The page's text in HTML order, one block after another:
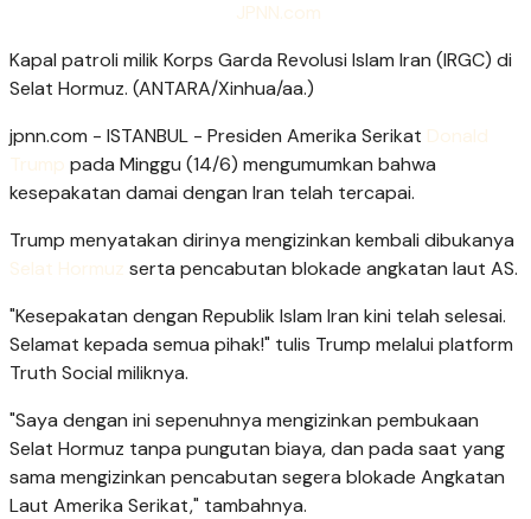
Kapal patroli milik Korps Garda Revolusi Islam Iran (IRGC) di
Selat Hormuz. (ANTARA/Xinhua/aa.)
jpnn.com - ISTANBUL - Presiden Amerika Serikat Donald
Trump pada Minggu (14/6) mengumumkan bahwa
kesepakatan damai dengan Iran telah tercapai.
Trump menyatakan dirinya mengizinkan kembali dibukanya
Selat Hormuz serta pencabutan blokade angkatan laut AS.
"Kesepakatan dengan Republik Islam Iran kini telah selesai.
Selamat kepada semua pihak!" tulis Trump melalui platform
Truth Social miliknya.
"Saya dengan ini sepenuhnya mengizinkan pembukaan
Selat Hormuz tanpa pungutan biaya, dan pada saat yang
sama mengizinkan pencabutan segera blokade Angkatan
Laut Amerika Serikat," tambahnya.